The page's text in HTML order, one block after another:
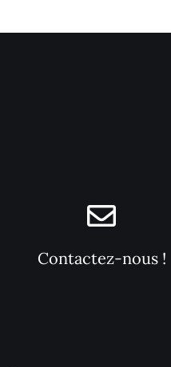
Contactez-nous !